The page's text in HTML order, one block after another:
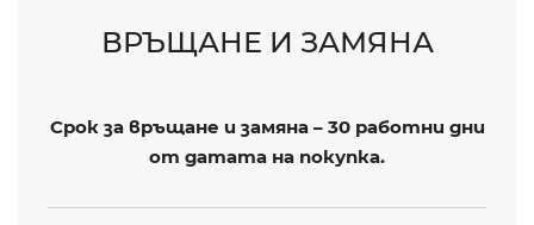
ВРЪЩАНЕ И ЗАМЯНА
Срок за връщане и замяна – 30 работни дни
от датата на покупка.